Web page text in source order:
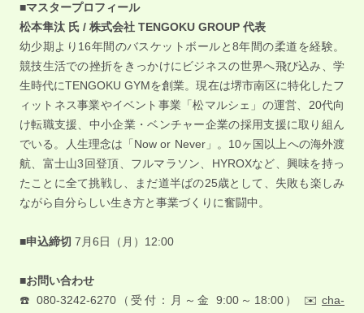
■マスタープロフィール
松本隼汰 氏 / 株式会社 TENGOKU GROUP 代表
幼少期より16年間のバスケットボールと8年間の柔道を経験。
競技生活での挫折をきっかけにビジネスの世界へ飛び込み、学
生時代にTENGOKU GYMを創業。現在は堺市南区に特化したフ
ィットネス事業やイベント事業「松マルシェ」の運営、20代向
け転職支援、中小企業・ベンチャー企業の採用支援に取り組ん
でいる。人生理念は「Now or Never」。10ヶ国以上への海外渡
航、富士山3回登頂、フルマラソン、HYROXなど、興味を持っ
たことに全て挑戦し、まだ道半ばの25歳として、失敗も楽しみ
ながら自分らしい生き方と事業づくりに奮闘中。
■申込締切 7月6日（月）12:00
■お問い合わせ
☎️ 080-3242-6270（受付：月～金 9:00～18:00） ✉️ cha-